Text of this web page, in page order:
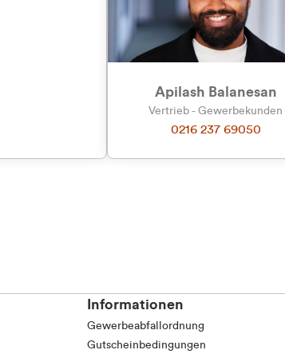
Statistiken
Apilash Balanesan
Vertrieb - Gewerbekunden
0216 237 69050
Informationen
Gewerbeabfallordnung
Gutscheinbedingungen